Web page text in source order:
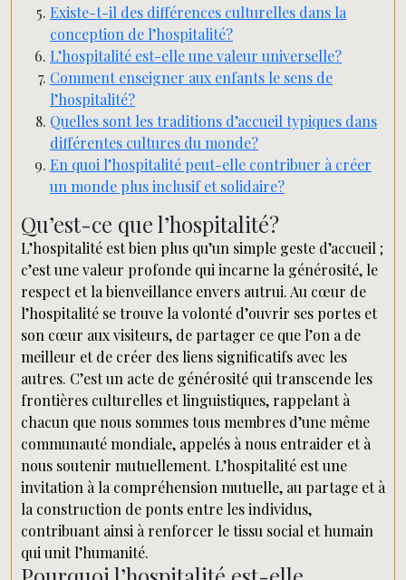
Existe-t-il des différences culturelles dans la
conception de l’hospitalité?
L’hospitalité est-elle une valeur universelle?
Comment enseigner aux enfants le sens de
l’hospitalité?
Quelles sont les traditions d’accueil typiques dans
différentes cultures du monde?
En quoi l’hospitalité peut-elle contribuer à créer
un monde plus inclusif et solidaire?
Qu’est-ce que l’hospitalité?
L’hospitalité est bien plus qu’un simple geste d’accueil ;
c’est une valeur profonde qui incarne la générosité, le
respect et la bienveillance envers autrui. Au cœur de
l’hospitalité se trouve la volonté d’ouvrir ses portes et
son cœur aux visiteurs, de partager ce que l’on a de
meilleur et de créer des liens significatifs avec les
autres. C’est un acte de générosité qui transcende les
frontières culturelles et linguistiques, rappelant à
chacun que nous sommes tous membres d’une même
communauté mondiale, appelés à nous entraider et à
nous soutenir mutuellement. L’hospitalité est une
invitation à la compréhension mutuelle, au partage et à
la construction de ponts entre les individus,
contribuant ainsi à renforcer le tissu social et humain
qui unit l’humanité.